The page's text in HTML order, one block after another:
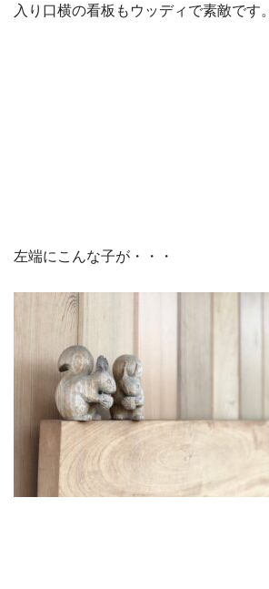
入り口横の看板もウッディで素敵です。
左端にこんな子が・・・